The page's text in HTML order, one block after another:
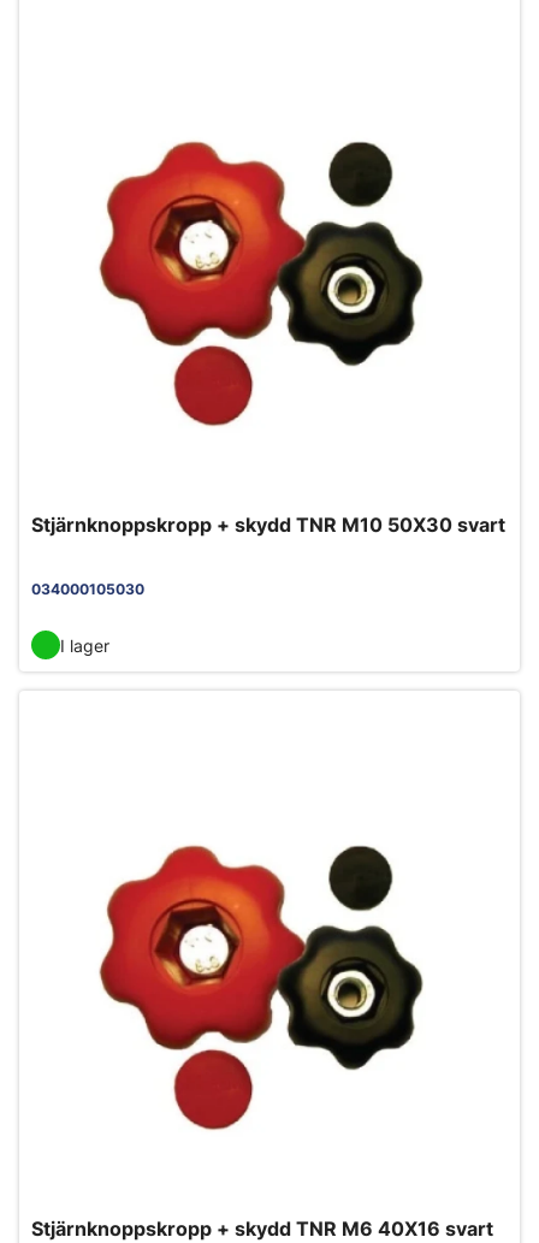
Stjärnknoppskropp + skydd TNR M10 50X30 svart
034000105030
I lager
Stjärnknoppskropp + skydd TNR M6 40X16 svart